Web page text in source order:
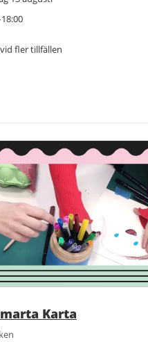
fler tillfällen
Karta